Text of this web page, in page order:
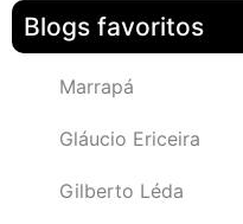
Blogs favoritos
Marrapá
Gláucio Ericeira
Gilberto Léda